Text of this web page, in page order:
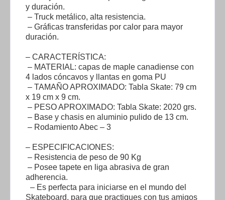
y duración.
– Truck metálico, alta resistencia.
– Gráficas transferidas por calor para mayor
duración.
– CARACTERÍSTICA:
– MATERIAL: capas de maple canadiense con
4 lados cóncavos y llantas en goma PU
– TAMAÑO APROXIMADO: Tabla Skate: 79 cm
x 19 cm x 9 cm.
– PESO APROXIMADO: Tabla Skate: 2020 grs.
– Base y chasis en aluminio pulido de 13 cm.
– Rodamiento Abec – 3
– ESPECIFICACIONES:
– Resistencia de peso de 90 Kg
– Posee tapete en liga abrasiva de gran
adherencia.
– Es perfecta para iniciarse en el mundo del
Skateboard, para que practiques con tus amigos